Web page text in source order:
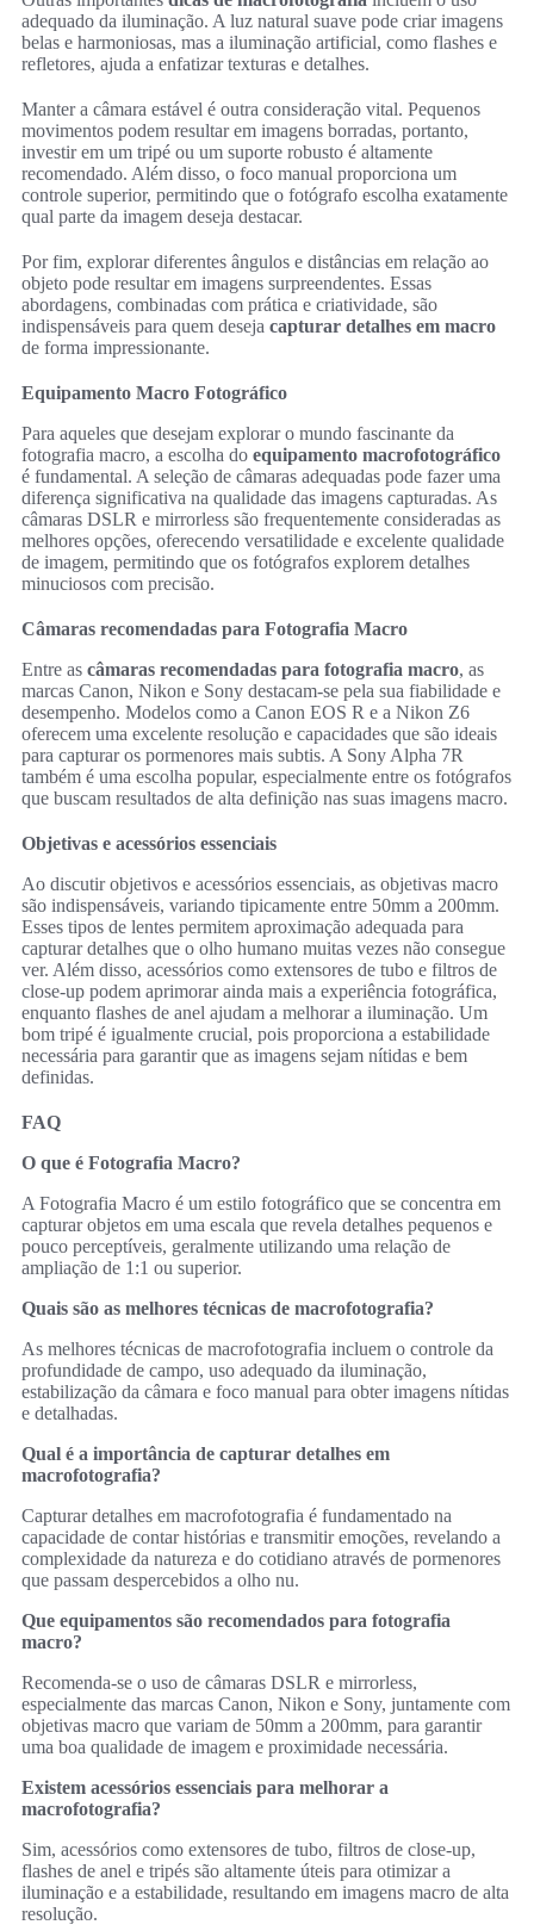
adequado da iluminação. A luz natural suave pode criar imagens
belas e harmoniosas, mas a iluminação artificial, como flashes e
refletores, ajuda a enfatizar texturas e detalhes.
Manter a câmara estável é outra consideração vital. Pequenos
movimentos podem resultar em imagens borradas, portanto,
investir em um tripé ou um suporte robusto é altamente
recomendado. Além disso, o foco manual proporciona um
controle superior, permitindo que o fotógrafo escolha exatamente
qual parte da imagem deseja destacar.
Por fim, explorar diferentes ângulos e distâncias em relação ao
objeto pode resultar em imagens surpreendentes. Essas
abordagens, combinadas com prática e criatividade, são
indispensáveis para quem deseja capturar detalhes em macro
de forma impressionante.
Equipamento Macro Fotográfico
Para aqueles que desejam explorar o mundo fascinante da
fotografia macro, a escolha do equipamento macrofotográfico
é fundamental. A seleção de câmaras adequadas pode fazer uma
diferença significativa na qualidade das imagens capturadas. As
câmaras DSLR e mirrorless são frequentemente consideradas as
melhores opções, oferecendo versatilidade e excelente qualidade
de imagem, permitindo que os fotógrafos explorem detalhes
minuciosos com precisão.
Câmaras recomendadas para Fotografia Macro
Entre as câmaras recomendadas para fotografia macro, as
marcas Canon, Nikon e Sony destacam-se pela sua fiabilidade e
desempenho. Modelos como a Canon EOS R e a Nikon Z6
oferecem uma excelente resolução e capacidades que são ideais
para capturar os pormenores mais subtis. A Sony Alpha 7R
também é uma escolha popular, especialmente entre os fotógrafos
que buscam resultados de alta definição nas suas imagens macro.
Objetivas e acessórios essenciais
Ao discutir objetivos e acessórios essenciais, as objetivas macro
são indispensáveis, variando tipicamente entre 50mm a 200mm.
Esses tipos de lentes permitem aproximação adequada para
capturar detalhes que o olho humano muitas vezes não consegue
ver. Além disso, acessórios como extensores de tubo e filtros de
close-up podem aprimorar ainda mais a experiência fotográfica,
enquanto flashes de anel ajudam a melhorar a iluminação. Um
bom tripé é igualmente crucial, pois proporciona a estabilidade
necessária para garantir que as imagens sejam nítidas e bem
definidas.
FAQ
O que é Fotografia Macro?
A Fotografia Macro é um estilo fotográfico que se concentra em
capturar objetos em uma escala que revela detalhes pequenos e
pouco perceptíveis, geralmente utilizando uma relação de
ampliação de 1:1 ou superior.
Quais são as melhores técnicas de macrofotografia?
As melhores técnicas de macrofotografia incluem o controle da
profundidade de campo, uso adequado da iluminação,
estabilização da câmara e foco manual para obter imagens nítidas
e detalhadas.
Qual é a importância de capturar detalhes em
macrofotografia?
Capturar detalhes em macrofotografia é fundamentado na
capacidade de contar histórias e transmitir emoções, revelando a
complexidade da natureza e do cotidiano através de pormenores
que passam despercebidos a olho nu.
Que equipamentos são recomendados para fotografia
macro?
Recomenda-se o uso de câmaras DSLR e mirrorless,
especialmente das marcas Canon, Nikon e Sony, juntamente com
objetivas macro que variam de 50mm a 200mm, para garantir
uma boa qualidade de imagem e proximidade necessária.
Existem acessórios essenciais para melhorar a
macrofotografia?
Sim, acessórios como extensores de tubo, filtros de close-up,
flashes de anel e tripés são altamente úteis para otimizar a
iluminação e a estabilidade, resultando em imagens macro de alta
resolução.